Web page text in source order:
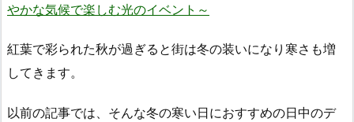
やかな気候で楽しむ光のイベント～
紅葉で彩られた秋が過ぎると街は冬の装いになり寒さも増
してきます。
以前の記事では、そんな冬の寒い日におすすめの日中のデ